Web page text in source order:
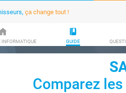
ça change tout !
INFORMATIQUE GUIDE
Comparez